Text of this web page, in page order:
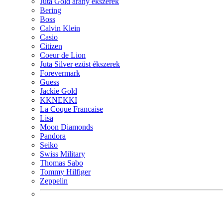
Bering
Boss
Calvin Klein
Casio
Citizen
Coeur de Lion
Juta Silver ezüst ékszerek
Forevermark
Guess
Jackie Gold
KKNEKKI
La Coque Francaise
Lisa
Moon Diamonds
Pandora
Seiko
Swiss Military
Thomas Sabo
Tommy Hilfiger
Zeppelin